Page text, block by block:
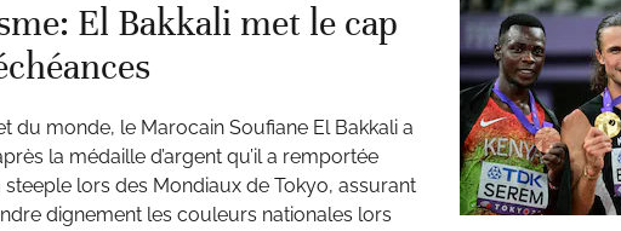
El Bakkali met le cap
du monde, le Marocain Soufiane El Bakkali a
la médaille d’argent qu’il a remportée
lors des Mondiaux de Tokyo, assurant
dignement les couleurs nationales lors